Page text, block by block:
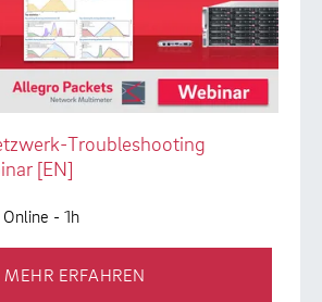
Troubleshooting
[EN]
- 1h
MEHR ERFAHREN